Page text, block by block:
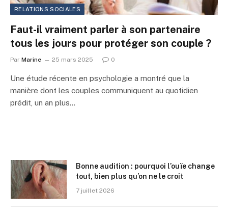
RELATIONS SOCIALES
Faut-il vraiment parler à son partenaire
tous les jours pour protéger son couple ?
Par Marine 25 mars 2025 0
Une étude récente en psychologie a montré que la
manière dont les couples communiquent au quotidien
prédit, un an plus…
Bonne audition : pourquoi l’ouïe change
tout, bien plus qu’on ne le croit
7 juillet 2026